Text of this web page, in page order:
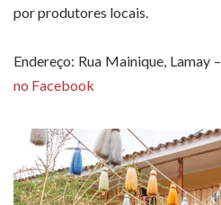
por produtores locais.
Endereço: Rua Mainique, Lamay –
no Facebook